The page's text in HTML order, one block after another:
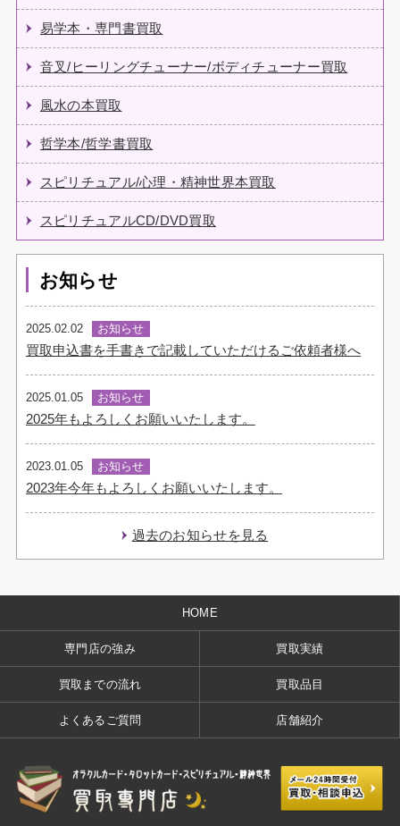
易学本・専門書買取
音叉/ヒーリングチューナー/ボディチューナー買取
風水の本買取
哲学本/哲学書買取
スピリチュアル/心理・精神世界本買取
スピリチュアルCD/DVD買取
お知らせ
2025.02.02 お知らせ
買取申込書を手書きで記載していただけるご依頼者様へ
2025.01.05 お知らせ
2025年もよろしくお願いいたします。
2023.01.05 お知らせ
2023年今年もよろしくお願いいたします。
過去のお知らせを見る
HOME
専門店の強み 買取実績
買取までの流れ 買取品目
よくあるご質問 店舗紹介